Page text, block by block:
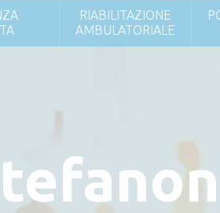
RIABILITAZIONE
AMBULATORIALE